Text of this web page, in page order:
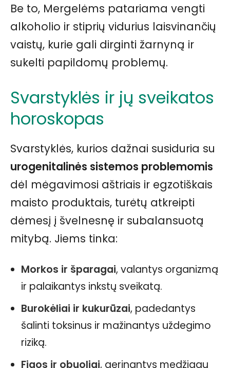
Be to, Mergelėms patariama vengti
alkoholio ir stiprių vidurius laisvinančių
vaistų, kurie gali dirginti žarnyną ir
sukelti papildomų problemų.
Svarstyklės ir jų sveikatos
horoskopas
Svarstyklės, kurios dažnai susiduria su
urogenitalinės sistemos problemomis
dėl mėgavimosi aštriais ir egzotiškais
maisto produktais, turėtų atkreipti
dėmesį į švelnesnę ir subalansuotą
mitybą. Jiems tinka:
Morkos ir šparagai, valantys organizmą
ir palaikantys inkstų sveikatą.
Burokėliai ir kukurūzai, padedantys
šalinti toksinus ir mažinantys uždegimo
riziką.
Figos ir obuoliai, gerinantys medžiagų